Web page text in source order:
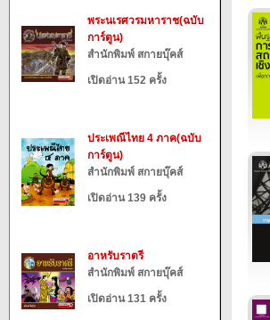
พระนเรศวรมหาราช(ฉบับ
การ์ตูน)
สำนักพิมพ์ สกายบุ๊คส์
เปิดอ่าน 152 ครั้ง
ประเพณีไทย 4 ภาค(ฉบับ
การ์ตูน)
สำนักพิมพ์ สกายบุ๊คส์
เปิดอ่าน 139 ครั้ง
อาหรับราตรี
สำนักพิมพ์ สกายบุ๊คส์
เปิดอ่าน 131 ครั้ง